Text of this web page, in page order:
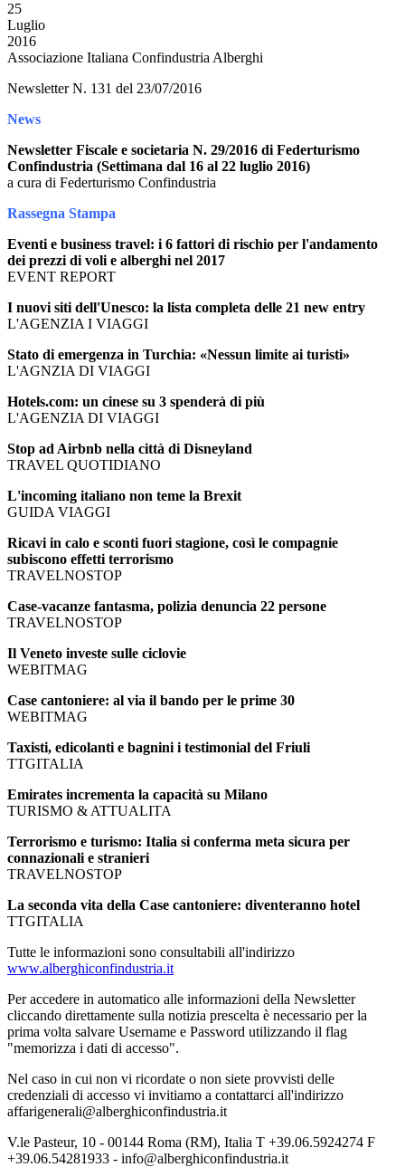
25
Luglio
2016
Associazione Italiana Confindustria Alberghi
Newsletter N. 131 del 23/07/2016
News
Newsletter Fiscale e societaria N. 29/2016 di Federturismo
Confindustria (Settimana dal 16 al 22 luglio 2016)
a cura di Federturismo Confindustria
Rassegna Stampa
Eventi e business travel: i 6 fattori di rischio per l'andamento
dei prezzi di voli e alberghi nel 2017
EVENT REPORT
I nuovi siti dell'Unesco: la lista completa delle 21 new entry
L'AGENZIA I VIAGGI
Stato di emergenza in Turchia: «Nessun limite ai turisti»
L'AGNZIA DI VIAGGI
Hotels.com: un cinese su 3 spenderà di più
L'AGENZIA DI VIAGGI
Stop ad Airbnb nella città di Disneyland
TRAVEL QUOTIDIANO
L'incoming italiano non teme la Brexit
GUIDA VIAGGI
Ricavi in calo e sconti fuori stagione, così le compagnie
subiscono effetti terrorismo
TRAVELNOSTOP
Case-vacanze fantasma, polizia denuncia 22 persone
TRAVELNOSTOP
Il Veneto investe sulle ciclovie
WEBITMAG
Case cantoniere: al via il bando per le prime 30
WEBITMAG
Taxisti, edicolanti e bagnini i testimonial del Friuli
TTGITALIA
Emirates incrementa la capacità su Milano
TURISMO & ATTUALITA
Terrorismo e turismo: Italia si conferma meta sicura per
connazionali e stranieri
TRAVELNOSTOP
La seconda vita della Case cantoniere: diventeranno hotel
TTGITALIA
Tutte le informazioni sono consultabili all'indirizzo
www.alberghiconfindustria.it
Per accedere in automatico alle informazioni della Newsletter
cliccando direttamente sulla notizia prescelta è necessario per la
prima volta salvare Username e Password utilizzando il flag
"memorizza i dati di accesso".
Nel caso in cui non vi ricordate o non siete provvisti delle
credenziali di accesso vi invitiamo a contattarci all'indirizzo
affarigenerali@alberghiconfindustria.it
V.le Pasteur, 10 - 00144 Roma (RM), Italia T +39.06.5924274 F
+39.06.54281933 - info@alberghiconfindustria.it